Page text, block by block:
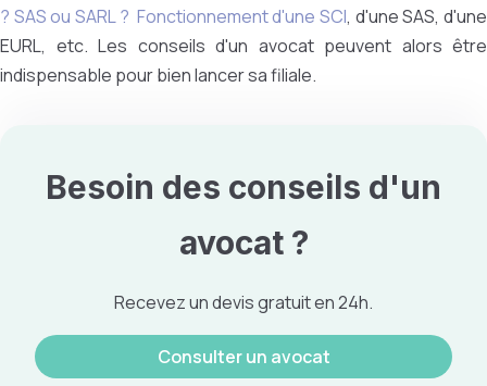
? SAS ou SARL ? Fonctionnement d'une SCI, d'une SAS, d'une
EURL, etc. Les conseils d'un avocat peuvent alors être
indispensable pour bien lancer sa filiale.
Besoin des conseils d'un
avocat ?
Recevez un devis gratuit en 24h.
Consulter un avocat